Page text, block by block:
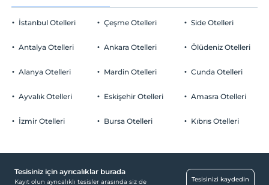
Otopark
Ücretsiz Halka Açık Otopark
Havuz
En geç saat 10:00 ve öncesi
Evcil Hayvan
2 yaşına kadar olan bebekler ücretsizdir.
İstanbul Otelleri
Antalya Otelleri
Alanya Otelleri
Ayvalık Otelleri
İzmir Otelleri
Çeşme Otelleri
Ankara Otelleri
Mardin Otelleri
Eskişehir Otelleri
Bursa Otelleri
Side Otelleri
Ölüdeniz Otelleri
Cunda Otelleri
Amasra Otelleri
Kıbrıs Otelleri
Tesisiniz için ayrıcalıklar burada
Kayıt olun ayrıcalıklı tesisler arasında siz de
Tesisinizi kaydedin